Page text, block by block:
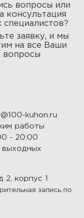
вопросы или
консультация
специалистов?
заявку, и мы
на все Ваши
вопросы
kuhon.ru
работы
- 20:00
выходных
2, корпус 1
запись по